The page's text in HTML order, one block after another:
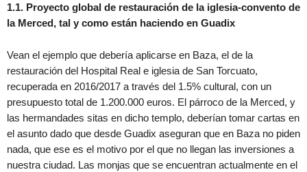
1.1. Proyecto global de restauración de la iglesia-convento de
la Merced, tal y como están haciendo en Guadix
Vean el ejemplo que debería aplicarse en Baza, el de la
restauración del Hospital Real e iglesia de San Torcuato,
recuperada en 2016/2017 a través del 1.5% cultural, con un
presupuesto total de 1.200.000 euros. El párroco de la Merced, y
las hermandades sitas en dicho templo, deberían tomar cartas en
el asunto dado que desde Guadix aseguran que en Baza no piden
nada, que ese es el motivo por el que no llegan las inversiones a
nuestra ciudad. Las monjas que se encuentran actualmente en el